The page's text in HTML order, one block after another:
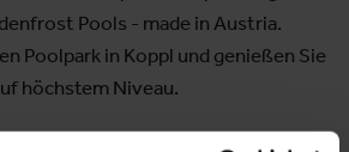
Pools - made in Austria.
Poolpark in Koppl und genießen Sie
höchstem Niveau.
POOL GmbH